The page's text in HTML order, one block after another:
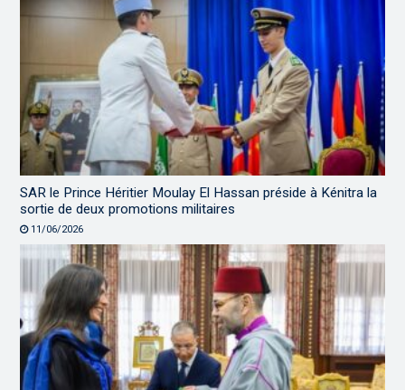
SAR le Prince Héritier Moulay El Hassan préside à Kénitra la
sortie de deux promotions militaires
11/06/2026